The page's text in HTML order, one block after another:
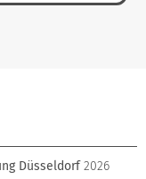
Düsseldorf 2026